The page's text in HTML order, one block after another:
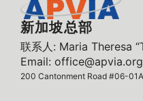
新加坡总部
联系人: Maria Theresa
Email: office@apvia.org
200 Cantonment Road #06-